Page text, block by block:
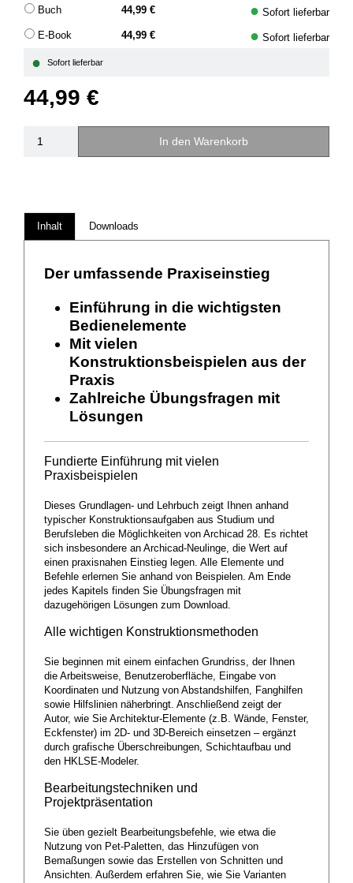
Buch 44,99 € ● Sofort lieferbar
E-Book 44,99 € ● Sofort lieferbar
● Sofort lieferbar
44,99 €
In den Warenkorb
Inhalt Downloads
Der umfassende Praxiseinstieg
Einführung in die wichtigsten
Bedienelemente
Mit vielen
Konstruktionsbeispielen aus der
Praxis
Zahlreiche Übungsfragen mit
Lösungen
Fundierte Einführung mit vielen
Praxisbeispielen
Dieses Grundlagen- und Lehrbuch zeigt Ihnen anhand
typischer Konstruktionsaufgaben aus Studium und
Berufsleben die Möglichkeiten von Archicad 28. Es richtet
sich insbesondere an Archicad-Neulinge, die Wert auf
einen praxisnahen Einstieg legen. Alle Elemente und
Befehle erlernen Sie anhand von Beispielen. Am Ende
jedes Kapitels finden Sie Übungsfragen mit
dazugehörigen Lösungen zum Download.
Alle wichtigen Konstruktionsmethoden
Sie beginnen mit einem einfachen Grundriss, der Ihnen
die Arbeitsweise, Benutzeroberfläche, Eingabe von
Koordinaten und Nutzung von Abstandshilfen, Fanghilfen
sowie Hilfslinien näherbringt. Anschließend zeigt der
Autor, wie Sie Architektur-Elemente (z.B. Wände, Fenster,
Eckfenster) im 2D- und 3D-Bereich einsetzen – ergänzt
durch grafische Überschreibungen, Schichtaufbau und
den HKLSE-Modeler.
Bearbeitungstechniken und
Projektpräsentation
Sie üben gezielt Bearbeitungsbefehle, wie etwa die
Nutzung von Pet-Paletten, das Hinzufügen von
Bemaßungen sowie das Erstellen von Schnitten und
Ansichten. Außerdem erfahren Sie, wie Sie Varianten